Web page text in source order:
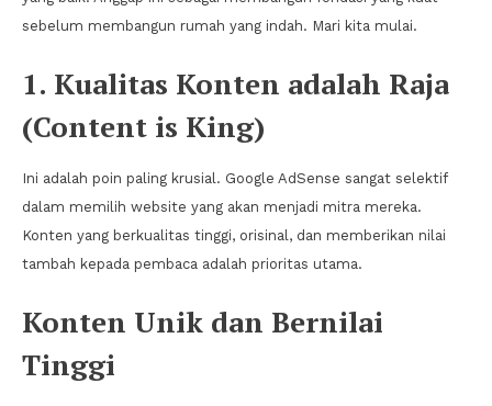
sebelum membangun rumah yang indah. Mari kita mulai.
1. Kualitas Konten adalah Raja
(Content is King)
Ini adalah poin paling krusial. Google AdSense sangat selektif
dalam memilih website yang akan menjadi mitra mereka.
Konten yang berkualitas tinggi, orisinal, dan memberikan nilai
tambah kepada pembaca adalah prioritas utama.
Konten Unik dan Bernilai
Tinggi